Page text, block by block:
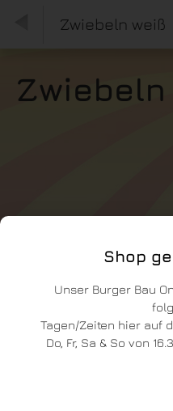
Zwiebeln weiß
Zwiebeln
Shop
Unser Burger Bau
Tagen/Zeiten hier auf
Do, Fr, Sa & So von